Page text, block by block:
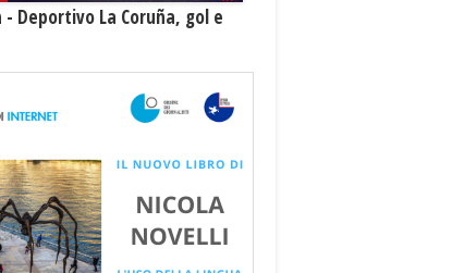
Deportivo La Coruña, gol e